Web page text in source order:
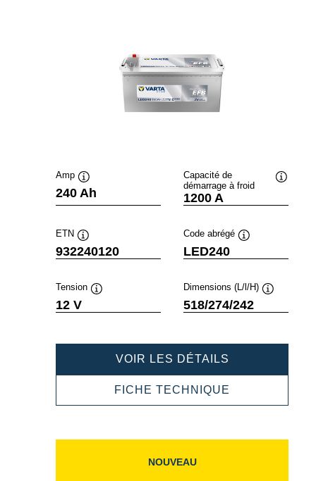
Amp
Infobulle
240 Ah
Capacité de
démarrage à froid
1200 A
ETN
Infobulle
932240120
Code abrégé
LED240
Tension
12 V
Dimensions (L/l/H)
518/274/242
VOIR LES DÉTAILS
932240120
FICHE TECHNIQUE
NOUVEAU